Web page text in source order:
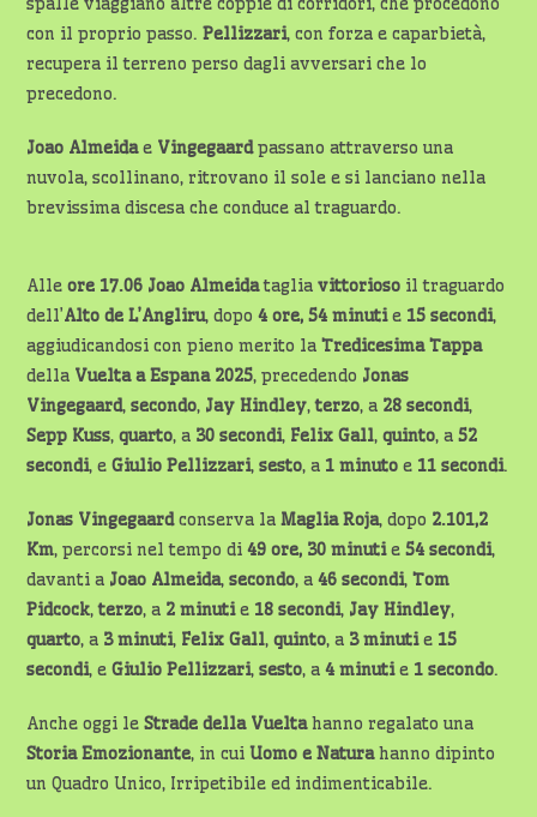
con il proprio passo.Pellizzari, con forza e caparbietà,
recupera il terreno perso dagli avversari che lo
precedono.
Joao Almeidae Vingegaardpassano attraverso una
nuvola, scollinano, ritrovano il sole e si lanciano nella
brevissima discesa che conduce al traguardo.
Alleore 17.06 Joao Almeidataglia vittorioso il traguardo
dell’Alto de L’Angliru, dopo4 ore, 54 minutie 15 secondi,
aggiudicandosi con pieno merito laTredicesima Tappa
della Vuelta a Espana 2025, precedendo Jonas
Vingegaard,secondo, Jay Hindley,terzo, a 28 secondi,
Sepp Kuss,quarto, a 30 secondi, Felix Gall,quinto, a52
secondi, eGiulio Pellizzari,sesto, a 1 minuto e 11 secondi.
Jonas Vingegaardconserva laMaglia Roja, dopo 2.101,2
Km, percorsi nel tempo di 49 ore, 30 minutie54 secondi,
davanti a Joao Almeida,secondo, a46 secondi,Tom
Pidcock,terzo, a 2 minutie 18 secondi, Jay Hindley,
quarto, a 3 minuti, Felix Gall,quinto, a 3 minutie 15
secondi, e Giulio Pellizzari,sesto, a4 minutie 1 secondo.
Anche oggi leStrade della Vueltahanno regalato una
Storia Emozionante, in cuiUomo e Naturahanno dipinto
un Quadro Unico, Irripetibile ed indimenticabile.